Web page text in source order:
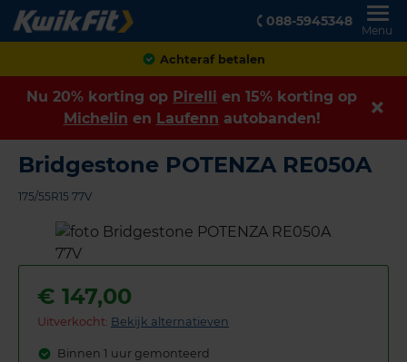
088-5945348
Menu
Achteraf betalen
Nu 20% korting op Pirelli en 15% korting op
Michelin en Laufenn autobanden!
Bridgestone POTENZA RE050A
175/55R15 77V
€ 147,00
Uitverkocht: Bekijk alternatieven
Binnen 1 uur gemonteerd